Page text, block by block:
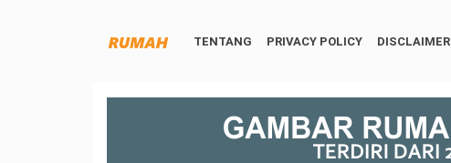
TENTANG PRIVACY POLICY DISCLAIMER